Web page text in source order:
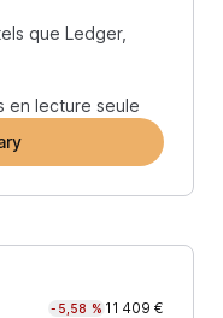
que Ledger,
en lecture seule
-5,58 % 11 409 €